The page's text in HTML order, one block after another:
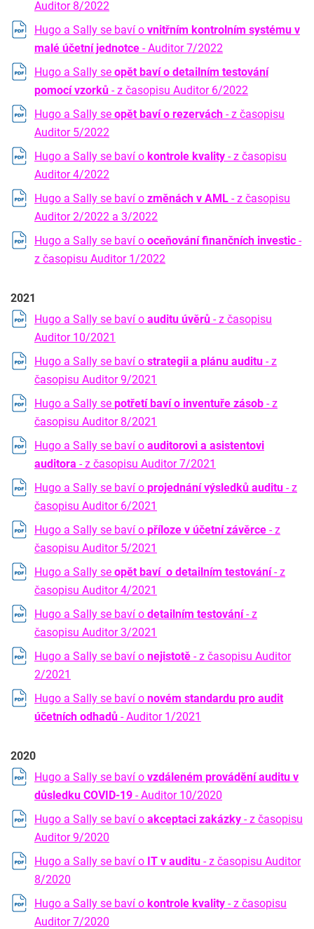
Auditor 8/2022
Hugo a Sally se baví o vnitřním kontrolním systému v
malé účetní jednotce - Auditor 7/2022
Hugo a Sally se opět baví o detailním testování
pomocí vzorků - z časopisu Auditor 6/2022
Hugo a Sally se opět baví o rezervách - z časopisu
Auditor 5/2022
Hugo a Sally se baví o kontrole kvality - z časopisu
Auditor 4/2022
Hugo a Sally se baví o změnách v AML - z časopisu
Auditor 2/2022 a 3/2022
Hugo a Sally se baví o oceňování finančních investic -
z časopisu Auditor 1/2022
2021
Hugo a Sally se baví o auditu úvěrů - z časopisu
Auditor 10/2021
Hugo a Sally se baví o strategii a plánu auditu - z
časopisu Auditor 9/2021
Hugo a Sally se potřetí baví o inventuře zásob - z
časopisu Auditor 8/2021
Hugo a Sally se baví o auditorovi a asistentovi
auditora - z časopisu Auditor 7/2021
Hugo a Sally se baví o projednání výsledků auditu - z
časopisu Auditor 6/2021
Hugo a Sally se baví o příloze v účetní závěrce - z
časopisu Auditor 5/2021
Hugo a Sally se opět baví o detailním testování- z
časopisu Auditor 4/2021
Hugo a Sally se baví o detailním testování- z
časopisu Auditor 3/2021
Hugo a Sally se baví o nejistotě - z časopisu Auditor
2/2021
Hugo a Sally se baví o novém standardu pro audit
účetních odhadů - Auditor 1/2021
2020
Hugo a Sally se baví o vzdáleném provádění auditu v
důsledku COVID-19 - Auditor 10/2020
Hugo a Sally se baví o akceptaci zakázky - z časopisu
Auditor 9/2020
Hugo a Sally se baví o IT v auditu - z časopisu Auditor
8/2020
Hugo a Sally se baví o kontrole kvality - z časopisu
Auditor 7/2020